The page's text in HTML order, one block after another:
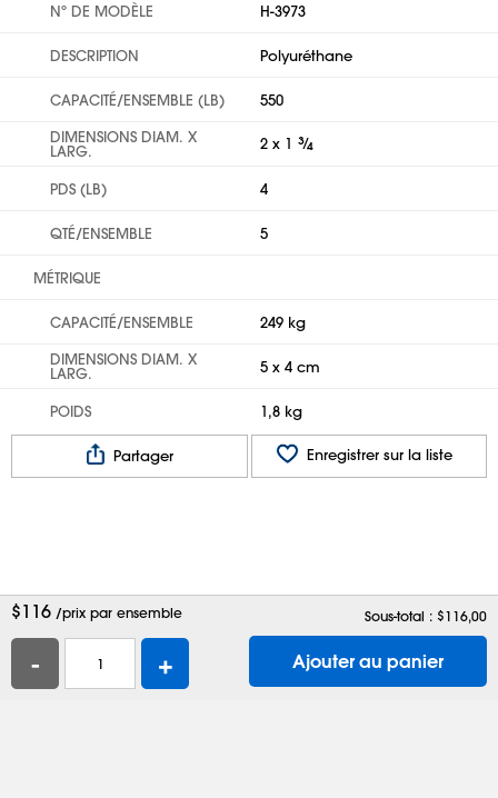
Nº DE MODÈLE H-3973
DESCRIPTION Polyuréthane
CAPACITÉ/ENSEMBLE (LB)
550
DIMENSIONS DIAM. X
LARG. 2 x 1 3⁄4
PDS (LB) 4
QTÉ/ENSEMBLE 5
MÉTRIQUE
CAPACITÉ/ENSEMBLE
249 kg
DIMENSIONS DIAM. X
LARG. 5 x 4 cm
POIDS 1,8 kg
Partager Enregistrer sur la liste
$116 /prix par ensemble Sous-total : $116,00
- + Ajouter au panier